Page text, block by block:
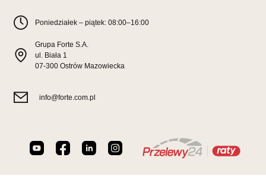
83-340 SIERAKOWICE
Adres e-mail:meb_ted@o2.pl
Godziny otwarcia
SALON MEBLOWY PRYM
Poniedziałek – piątek: 08:00–16:00
Grupa Forte S.A.
ul. Biała 1
07-300 Ostrów Mazowiecka
info@forte.com.pl